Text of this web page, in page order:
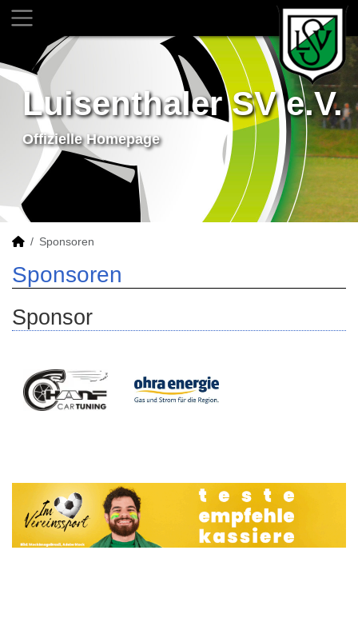
Luisenthaler SV e.V.
Offizielle Homepage
Sponsoren
Sponsoren
Sponsor